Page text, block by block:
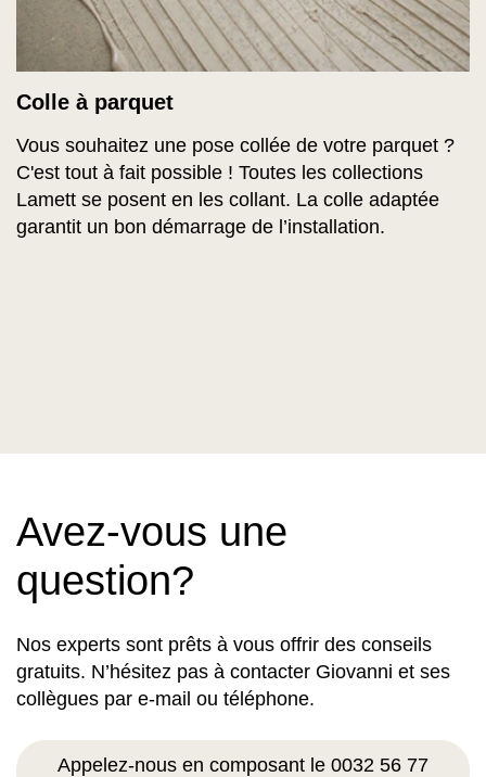
Colle à parquet
Vous souhaitez une pose collée de votre parquet ?
C'est tout à fait possible ! Toutes les collections
Lamett se posent en les collant. La colle adaptée
garantit un bon démarrage de l’installation.
Avez-vous une
question?
Nos experts sont prêts à vous offrir des conseils
gratuits. N’hésitez pas à contacter Giovanni et ses
collègues par e-mail ou téléphone.
Appelez-nous en composant le 0032 56 77